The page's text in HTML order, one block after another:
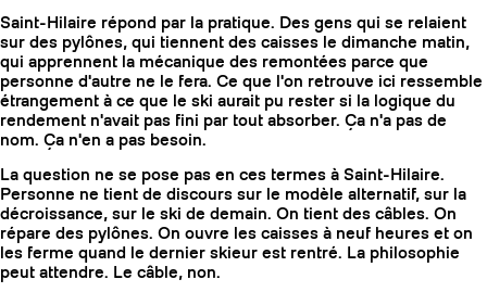
Saint-Hilaire répond par la pratique. Des gens qui se relaient
sur des pylônes, qui tiennent des caisses le dimanche matin,
qui apprennent la mécanique des remontées parce que
personne d'autre ne le fera. Ce que l'on retrouve ici ressemble
étrangement à ce que le ski aurait pu rester si la logique du
rendement n'avait pas fini par tout absorber. Ça n'a pas de
nom. Ça n'en a pas besoin.
La question ne se pose pas en ces termes à Saint-Hilaire.
Personne ne tient de discours sur le modèle alternatif, sur la
décroissance, sur le ski de demain. On tient des câbles. On
répare des pylônes. On ouvre les caisses à neuf heures et on
les ferme quand le dernier skieur est rentré. La philosophie
peut attendre. Le câble, non.